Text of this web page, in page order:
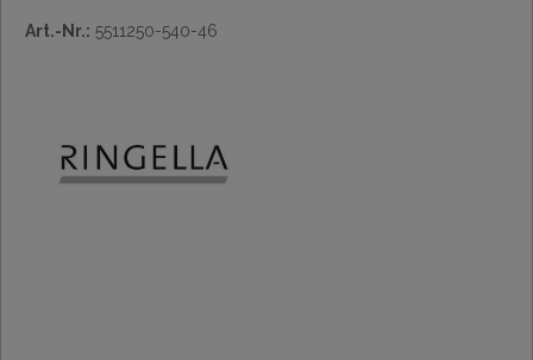
Art.-Nr.: 5511250-540-46